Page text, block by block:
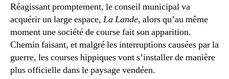
Réagissant promptement, le conseil municipal va
acquérir un large espace, La Lande, alors qu’au même
moment une société de course fait son apparition.
Chemin faisant, et malgré les interruptions causées par la
guerre, les courses hippiques vont s’installer de manière
plus officielle dans le paysage vendéen.